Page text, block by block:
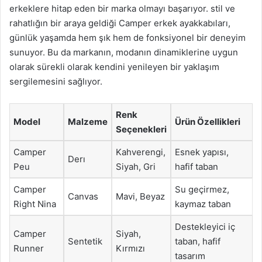
erkeklere hitap eden bir marka olmayı başarıyor. stil ve
rahatlığın bir araya geldiği Camper erkek ayakkabıları,
günlük yaşamda hem şık hem de fonksiyonel bir deneyim
sunuyor. Bu da markanın, modanın dinamiklerine uygun
olarak sürekli olarak kendini yenileyen bir yaklaşım
sergilemesini sağlıyor.
Model Malzeme
Renk
Seçenekleri
Ürün Özellikleri
Camper
Peu
Derı
Kahverengi,
Siyah, Gri
Esnek yapısı,
hafif taban
Camper
Right Nina
Canvas Mavi, Beyaz
Su geçirmez,
kaymaz taban
Camper
Runner
Sentetik
Siyah,
Kırmızı
Destekleyici iç
taban, hafif
tasarım